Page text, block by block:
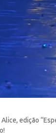
edição